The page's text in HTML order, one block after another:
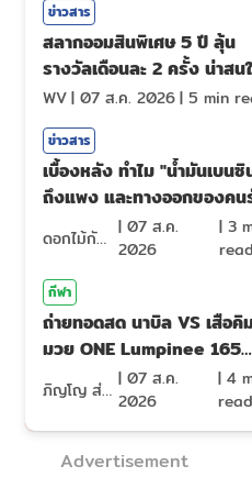
ข่าวสาร
สลากออมสินพิเศษ 5 ปี ลุ้น
รางวัลเดือนละ 2 ครั้ง น่าสน
ไหม?
WV| 07 ส.ค. 2026| 5 min
ข่าวสาร
เบื้องหลัง ทำไม "น้ำมันเบนซิ
ถึงแพง และทางออกของคน
ดอกไม้กับสายน้ำ | 07 ส.ค.
2026
| 3
read
กีฬา
ถ่ายทอดสด นาบิล VS เสือคิ
มวย ONE Lumpinee 165
(7ส.ค.69)
ภิญโญ ส่องแสง | 07 ส.ค.
2026
|4
read
Advertisement